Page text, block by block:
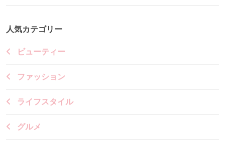
人気カテゴリー
ビューティー
ファッション
ライフスタイル
グルメ